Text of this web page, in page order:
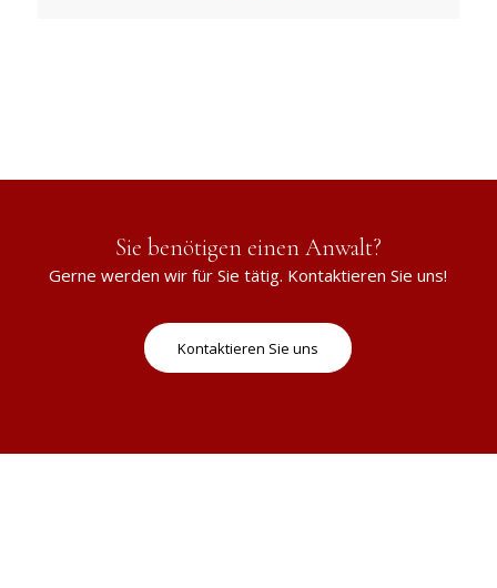
Sie benötigen einen Anwalt?
Gerne werden wir für Sie tätig. Kontaktieren Sie uns!
Kontaktieren Sie uns